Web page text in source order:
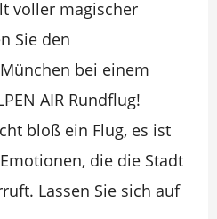
voller magischer
Sie den
bei einem
AIR Rundflug!
bloß ein Flug, es ist
die die Stadt
Lassen Sie sich auf